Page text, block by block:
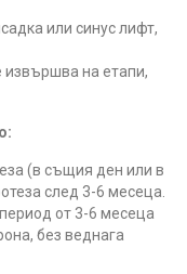
или синус лифт,
извършва на етапи,
(в същия ден или в
след 3-6 месеца.
от 3-6 месеца
без веднага